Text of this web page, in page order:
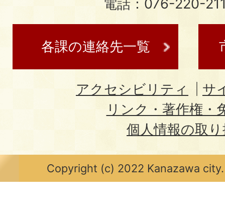
電話：076-220-
各課の連絡先一覧
アクセシビリティ
サ
リンク・著作権・
個人情報の取
Copyright (c) 2022 Kanazawa